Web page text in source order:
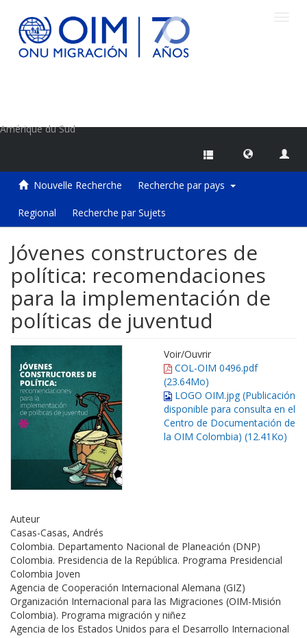
Amérique du Sud
Nouvelle Recherche Recherche par pays
Regional Recherche par Sujets
Jóvenes constructores de
política: recomendaciones
para la implementación de
políticas de juventud
Voir/Ouvrir
COL-OIM 0496.pdf
(23.64Mo)
LOGO OIM.jpg (Publicación
disponible para consulta en el
Centro de Documentación de
la OIM Colombia) (12.41Ko)
Auteur
Casas-Casas, Andrés
Colombia. Departamento Nacional de Planeación (DNP)
Colombia. Presidencia de la República. Programa Presidencial
Colombia Joven
Agencia de Cooperación Internacional Alemana (GIZ)
Organización Internacional para las Migraciones (OIM-Misión
Colombia). Programa migración y niñez
Agencia de los Estados Unidos para el Desarrollo Internacional